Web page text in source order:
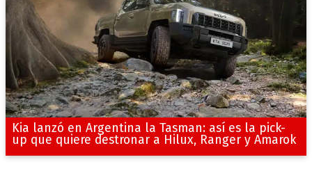
Kia lanzó en Argentina la Tasman: así es la pick-
up que quiere destronar a Hilux, Ranger y Amarok